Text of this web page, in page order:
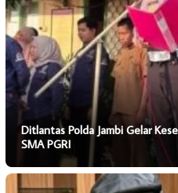
Ditlantas Polda Jambi Gelar
SMA PGRI